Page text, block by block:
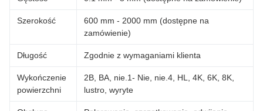
Szerokość
600 mm - 2000 mm (dostępne na
zamówienie)
Długość Zgodnie z wymaganiami klienta
Wykończenie
powierzchni
2B, BA, nie.1- Nie, nie.4, HL, 4K, 6K, 8K,
lustro, wyryte